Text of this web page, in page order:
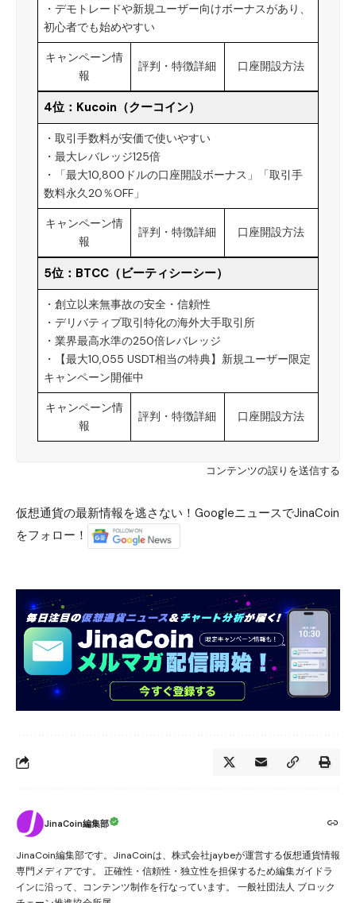
・デモトレードや新規ユーザー向けボーナスがあり、
初心者でも始めやすい
キャンペーン情
報
評判・特徴詳細 口座開設方法
4位： Kucoin（クーコイン）
・取引手数料が安価で使いやすい
・最大レバレッジ125倍
・「最大10,800ドルの口座開設ボーナス」「取引手
数料永久20％OFF」
キャンペーン情
報
評判・特徴詳細 口座開設方法
5位： BTCC（ビーティシーシー）
・創立以来無事故の安全・信頼性
・デリバティブ取引特化の海外大手取引所
・業界最高水準の250倍レバレッジ
・【最大10,055 USDT相当の特典】新規ユーザー限定
キャンペーン開催中
キャンペーン情
報
評判・特徴詳細 口座開設方法
コンテンツの誤りを送信する
仮想通貨の最新情報を逃さない！GoogleニュースでJinaCoin
をフォロー！
JinaCoin編集部
JinaCoin編集部です。JinaCoinは、株式会社jaybeが運営する仮想通貨情報
専門メディアです。 正確性・信頼性・独立性を担保するため編集ガイドラ
インに沿って、コンテンツ制作を行なっています。 一般社団法人 ブロック